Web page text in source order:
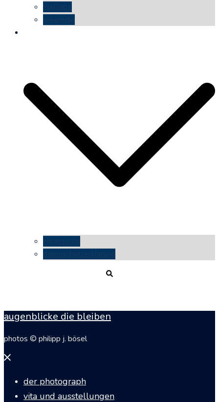
YouTube
wikipedia
impressum
datenschutzerklärung
augenblicke die bleiben
photos © philipp j. bösel
Menü
der photograph
vita und ausstellungen